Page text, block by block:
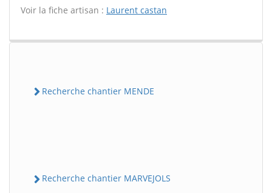
Voir la fiche artisan : Laurent castan
Recherche chantier MENDE
Recherche chantier MARVEJOLS